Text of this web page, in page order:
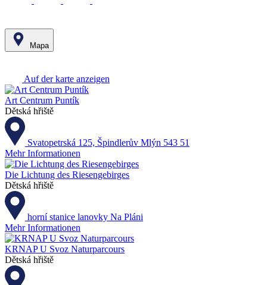
Mapa
−Auf der karte anzeigen
Art Centrum Puntík
Dětská hřiště
Svatopetrská 125, Špindlerův Mlýn 543 51
Mehr Informationen
Die Lichtung des Riesengebirges
Dětská hřiště
horní stanice lanovky Na Pláni
Mehr Informationen
KRNAP U Svoz Naturparcours
Dětská hřiště